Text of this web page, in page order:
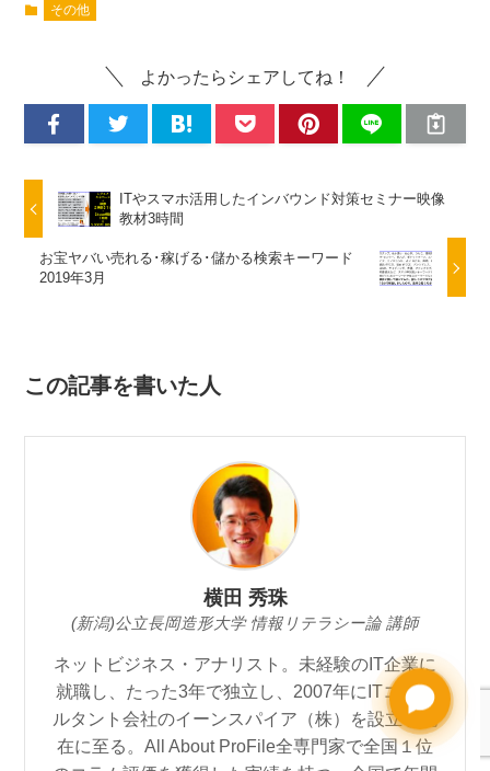
その他
よかったらシェアしてね！
ITやスマホ活用したインバウンド対策セミナー映像
教材3時間
お宝ヤバい売れる･稼げる･儲かる検索キーワード
2019年3月
この記事を書いた人
横田 秀珠
(新潟)公立長岡造形大学 情報リテラシー論 講師
ネットビジネス・アナリスト。未経験のIT企業に
就職し、たった3年で独立し、2007年にITコンサ
ルタント会社のイーンスパイア（株）を設立し現
在に至る。All About ProFile全専門家で全国１位